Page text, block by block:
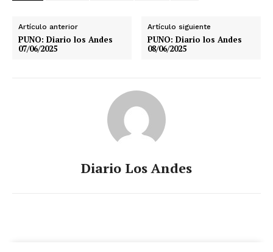
Artículo anterior
PUNO: Diario los Andes
07/06/2025
Artículo siguiente
PUNO: Diario los Andes
08/06/2025
Diario Los Andes